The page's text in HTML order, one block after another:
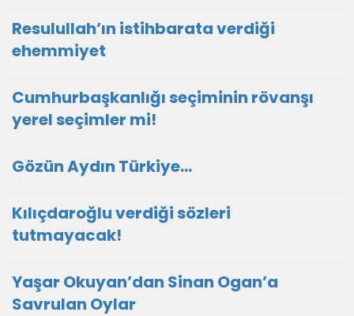
Resulullah’ın istihbarata verdiği
ehemmiyet
Cumhurbaşkanlığı seçiminin rövanşı
yerel seçimler mi!
Gözün Aydın Türkiye…
Kılıçdaroğlu verdiği sözleri
tutmayacak!
Yaşar Okuyan’dan Sinan Ogan’a
Savrulan Oylar